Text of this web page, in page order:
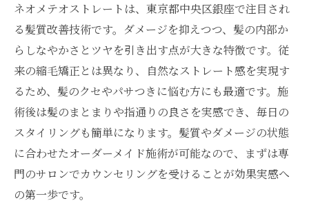
自然なストレートへ導く髪質改善の秘訣
ネオメテオストレートで叶う自然なストレ
ートの理由
髪質改善に欠かせないネオメテオストレー
トの技術
ネオメテオストレートがもたらす柔らかい
質感の秘密
自然な仕上がりと髪質改善の両立を目指す
方法
ネオメテオストレートは、東京都中央区銀座で注目され
る髪質改善技術です。ダメージを抑えつつ、髪の内部か
らしなやかさとツヤを引き出す点が大きな特徴です。従
来の縮毛矯正とは異なり、自然なストレート感を実現す
るため、髪のクセやパサつきに悩む方にも最適です。施
術後は髪のまとまりや指通りの良さを実感でき、毎日の
スタイリングも簡単になります。髪質やダメージの状態
に合わせたオーダーメイド施術が可能なので、まずは専
門のサロンでカウンセリングを受けることが効果実感へ
の第一歩です。